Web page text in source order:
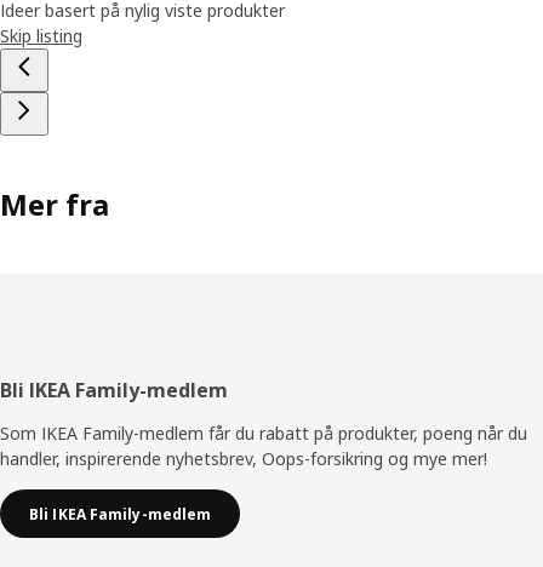
Ideer basert på nylig viste produkter
Skip listing
Mer fra
Bunntekst
Bli IKEA Family-medlem
Som IKEA Family-medlem får du rabatt på produkter, poeng når du
handler, inspirerende nyhetsbrev, Oops-forsikring og mye mer!
Bli IKEA Family-medlem